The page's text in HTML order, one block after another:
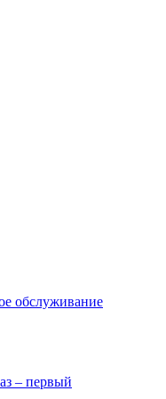
обслуживание
– первый